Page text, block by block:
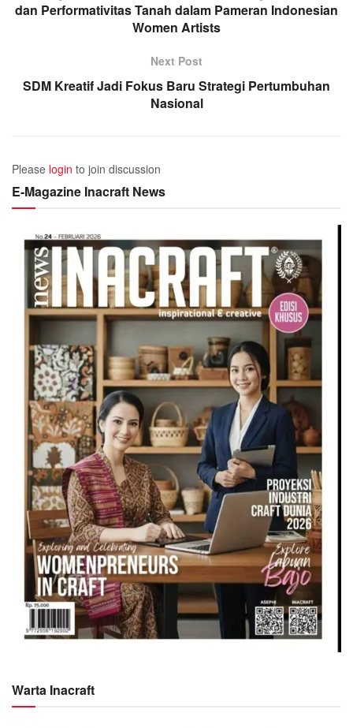
dan Performativitas Tanah dalam Pameran Indonesian
Women Artists
Next Post
SDM Kreatif Jadi Fokus Baru Strategi Pertumbuhan
Nasional
Please login to join discussion
E-Magazine Inacraft News
Warta Inacraft